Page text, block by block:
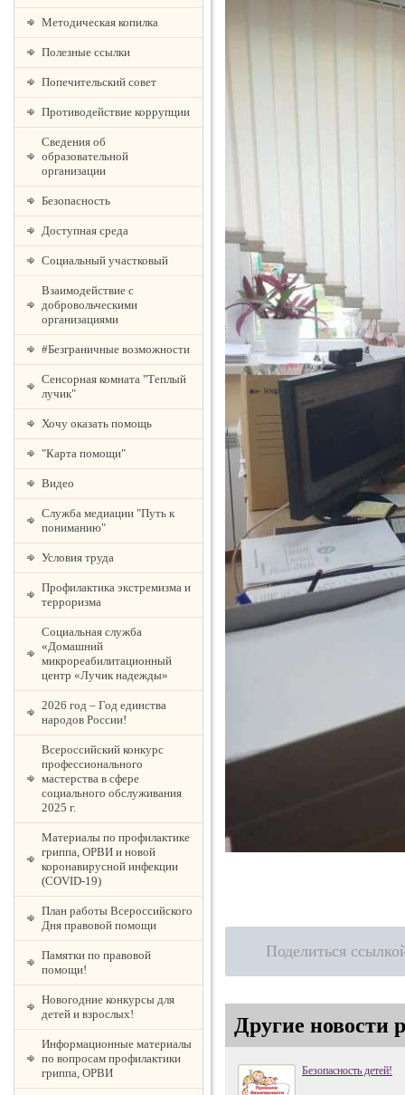
Методическая копилка
Полезные ссылки
Попечительский совет
Противодействие коррупции
Сведения об
образовательной
организации
Безопасность
Доступная среда
Социальный участковый
Взаимодействие с
добровольческими
организациями
#Безграничные возможности
Сенсорная комната "Теплый
лучик"
Хочу оказать помощь
"Карта помощи"
Видео
Служба медиации "Путь к
пониманию"
Условия труда
Профилактика экстремизма и
терроризма
Социальная служба
«Домашний
микрореабилитационный
центр «Лучик надежды»
2026 год – Год единства
народов России!
Всероссийский конкурс
профессионального
мастерства в сфере
социального обслуживания
2025 г.
Материалы по профилактике
гриппа, ОРВИ и новой
коронавирусной инфекции
(COVID-19)
План работы Всероссийского
Дня правовой помощи
Памятки по правовой
помощи!
Новогодние конкурсы для
детей и взрослых!
Информационные материалы
по вопросам профилактики
гриппа, ОРВИ
Поделиться
Другие новости
Безопасность детей!